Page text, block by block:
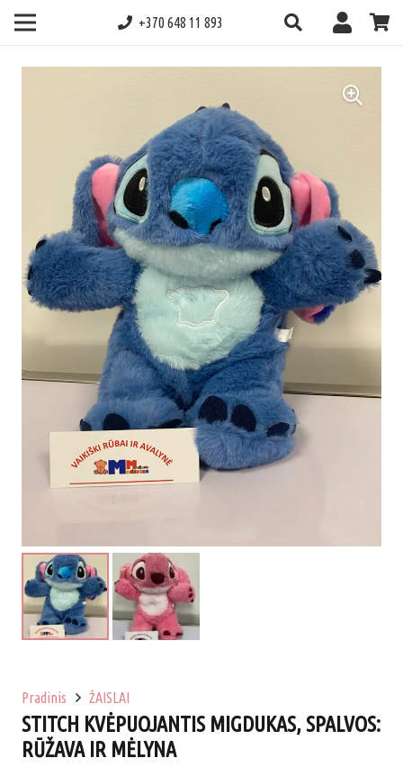
+370 648 11 893
Pradinis ŽAISLAI
STITCH KVĖPUOJANTIS MIGDUKAS, SPALVOS:
RŪŽAVA IR MĖLYNA